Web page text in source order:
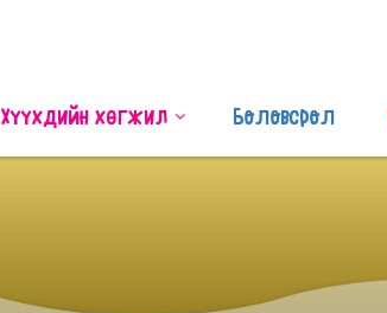
Хүүхдийн хөгжил Боловсрол